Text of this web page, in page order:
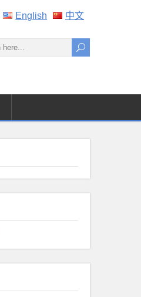
English 中文